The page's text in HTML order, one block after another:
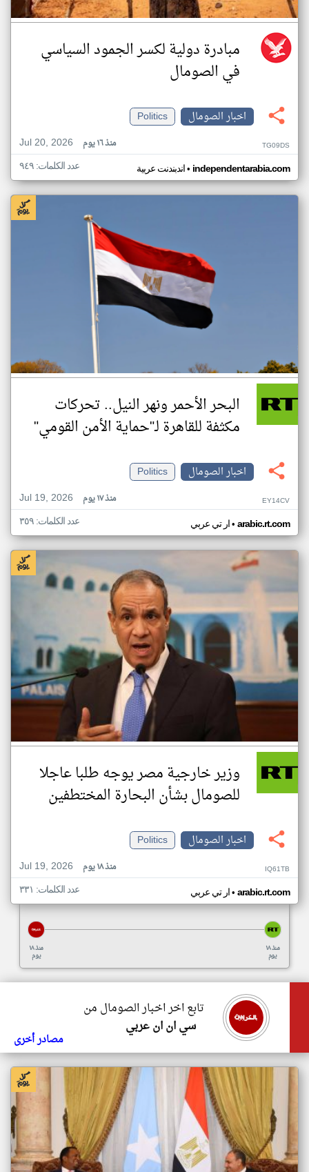
مبادرة دولية لكسر الجمود السياسي
في الصومال
اخبار الصومال
Politics
Jul 20, 2026
منذ ١٦ يوم TG09DS
اندبندنت عربية• independentarabia.com عدد الكلمات: ٩٤٩
البحر الأحمر ونهر النيل.. تحركات
مكثفة للقاهرة لـ"حماية الأمن القومي"
اخبار الصومال
Politics
Jul 19, 2026
منذ ١٧ يوم EY14CV
ار تي عربي• arabic.rt.com عدد الكلمات: ٣٥٩
وزير خارجية مصر يوجه طلبا عاجلا
للصومال بشأن البحارة المختطفين
اخبار الصومال
Politics
Jul 19, 2026
منذ ١٨ يوم IQ61TB
ار تي عربي• arabic.rt.com عدد الكلمات: ٣٣١
منذ ١٨
يوم
منذ ١٨
يوم
تابع اخر اخبار الصومال من
سي ان ان عربي
مصادر أخرى